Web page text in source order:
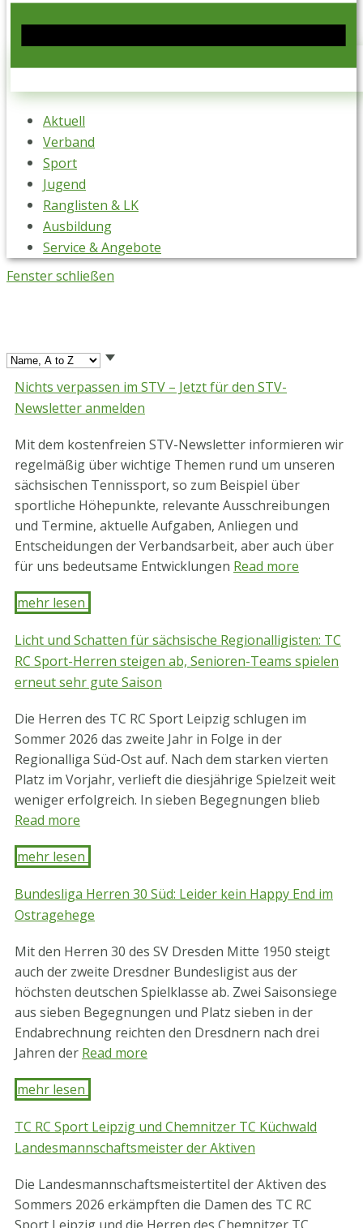
Aktuell
Verband
Sport
Jugend
Ranglisten & LK
Ausbildung
Service & Angebote
Fenster schließen
Nichts verpassen im STV – Jetzt für den STV-
Newsletter anmelden
Mit dem kostenfreien STV-Newsletter informieren wir
regelmäßig über wichtige Themen rund um unseren
sächsischen Tennissport, so zum Beispiel über
sportliche Höhepunkte, relevante Ausschreibungen
und Termine, aktuelle Aufgaben, Anliegen und
Entscheidungen der Verbandsarbeit, aber auch über
für uns bedeutsame Entwicklungen Read more
mehr lesen ​
Licht und Schatten für sächsische Regionalligisten: TC
RC Sport-Herren steigen ab, Senioren-Teams spielen
erneut sehr gute Saison
Die Herren des TC RC Sport Leipzig schlugen im
Sommer 2026 das zweite Jahr in Folge in der
Regionalliga Süd-Ost auf. Nach dem starken vierten
Platz im Vorjahr, verlieft die diesjährige Spielzeit weit
weniger erfolgreich. In sieben Begegnungen blieb
Read more
mehr lesen ​
Bundesliga Herren 30 Süd: Leider kein Happy End im
Ostragehege
Mit den Herren 30 des SV Dresden Mitte 1950 steigt
auch der zweite Dresdner Bundesligist aus der
höchsten deutschen Spielklasse ab. Zwei Saisonsiege
aus sieben Begegnungen und Platz sieben in der
Endabrechnung reichten den Dresdnern nach drei
Jahren der Read more
mehr lesen ​
TC RC Sport Leipzig und Chemnitzer TC Küchwald
Landesmannschaftsmeister der Aktiven
Die Landesmannschaftsmeistertitel der Aktiven des
Sommers 2026 erkämpften die Damen des TC RC